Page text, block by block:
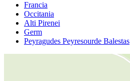
Francia
Occitania
Alti Pirenei
Germ
Peyragudes Peyresourde Balestas